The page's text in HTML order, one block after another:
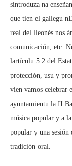
sintroduza na
que tien el gallegu
real del lleonés nos
comunicación, etc.
lartículu 5.2 del
protección, usu y
vien vamos celebrar
ayuntamientu la II
música popular y a
popular y una sesión
tradición oral.